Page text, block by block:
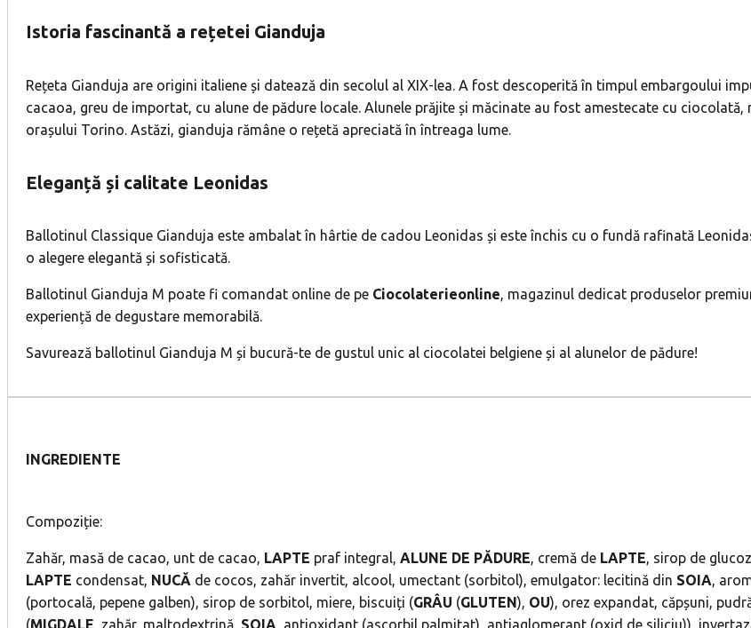
Istoria fascinantă a rețetei Gianduja
Rețeta Gianduja are origini italiene și datează din secolul al XIX-lea. A fost descoperită în timpul embargoului
cacaoa, greu de importat, cu alune de pădure locale. Alunele prăjite și măcinate au fost amestecate cu
orașului Torino. Astăzi, gianduja rămâne o rețetă apreciată în întreaga lume.
Eleganță și calitate Leonidas
Ballotinul Classique Gianduja este ambalat în hârtie de cadou Leonidas și este închis cu o fundă rafinată
o alegere elegantă și sofisticată.
Ballotinul Gianduja M poate fi comandat online de pe Ciocolaterieonline, magazinul dedicat produselor
experiență de degustare memorabilă.
Savurează ballotinul Gianduja M și bucură-te de gustul unic al ciocolatei belgiene și al alunelor de pădure!
INGREDIENTE
Compoziție:
Zahăr, masă de cacao, unt de cacao, LAPTE praf integral, ALUNE DE PĂDURE, cremă de LAPTE, sirop de
LAPTE condensat, NUCĂ de cocos, zahăr invertit, alcool, umectant (sorbitol), emulgator: lecitină din SOIA,
(portocală, pepene galben), sirop de sorbitol, miere, biscuiți (GRÂU (GLUTEN), OU), orez expandat, căpșuni,
(MIGDALE , zahăr, maltodextrină, SOIA , antioxidant (ascorbil palmitat), antiaglomerant (oxid de siliciu)),